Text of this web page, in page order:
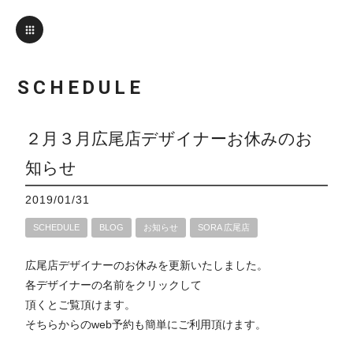
SCHEDULE
２月３月広尾店デザイナーお休みのお
知らせ
2019/01/31
SCHEDULE BLOG お知らせ SORA 広尾店
広尾店デザイナーのお休みを更新いたしました。
各デザイナーの名前をクリックして
頂くとご覧頂けます。
そちらからのweb予約も簡単にご利用頂けます。